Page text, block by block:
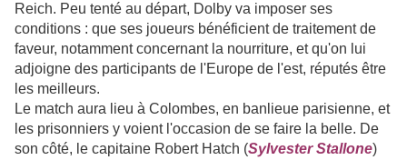
Reich. Peu tenté au départ, Dolby va imposer ses
conditions : que ses joueurs bénéficient de traitement de
faveur, notamment concernant la nourriture, et qu'on lui
adjoigne des participants de l'Europe de l'est, réputés être
les meilleurs.
Le match aura lieu à Colombes, en banlieue parisienne, et
les prisonniers y voient l'occasion de se faire la belle. De
son côté, le capitaine Robert Hatch (Sylvester Stallone)